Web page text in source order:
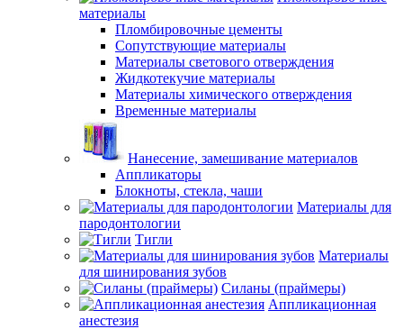
материалы
Пломбировочные цементы
Сопутствующие материалы
Материалы светового отверждения
Жидкотекучие материалы
Материалы химического отверждения
Временные материалы
Нанесение, замешивание материалов
Аппликаторы
Блокноты, стекла, чаши
Материалы для
пародонтологии
Тигли
Материалы
для шинирования зубов
Силаны (праймеры)
Аппликационная
анестезия